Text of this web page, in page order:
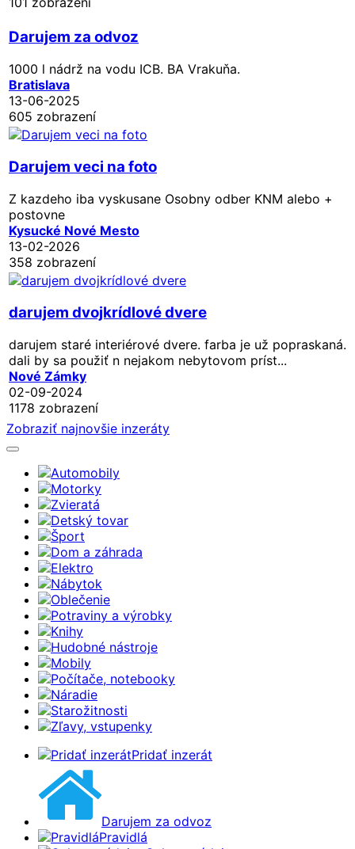
Darujem za odvoz
1000 l nádrž na vodu ICB. BA Vrakuňa.
Bratislava
13-06-2025
605 zobrazení
Darujem veci na foto
Z kazdeho iba vyskusane Osobny odber KNM alebo +
postovne
Kysucké Nové Mesto
13-02-2026
358 zobrazení
darujem dvojkrídlové dvere
darujem staré interiérové dvere. farba je už popraskaná.
dali by sa použiť n nejakom nebytovom príst...
Nové Zámky
02-09-2024
1178 zobrazení
Zobraziť najnovšie inzeráty
Automobily
Motorky
Zvieratá
Detský tovar
Šport
Dom a záhrada
Elektro
Nábytok
Oblečenie
Potraviny a výrobky
Knihy
Hudobné nástroje
Mobily
Počítače, notebooky
Náradie
Starožitnosti
Zľavy, vstupenky
Pridať inzerát
Darujem za odvoz
Pravidlá